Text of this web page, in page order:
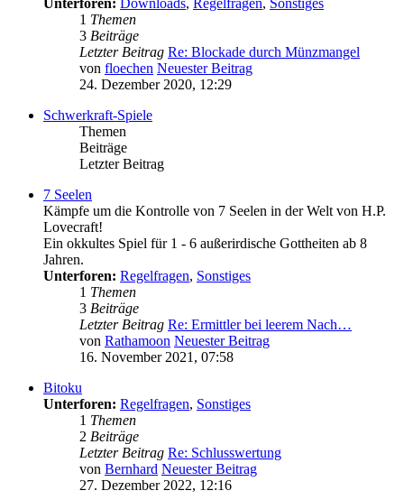
Unterforen: Downloads, Regelfragen, Sonstiges
1 Themen
3 Beiträge
Letzter Beitrag Re: Blockade durch Münzmangel
von floechen Neuester Beitrag
24. Dezember 2020, 12:29
Schwerkraft-Spiele
Themen
Beiträge
Letzter Beitrag
7 Seelen
Kämpfe um die Kontrolle von 7 Seelen in der Welt von H.P.
Lovecraft!
Ein okkultes Spiel für 1 - 6 außerirdische Gottheiten ab 8
Jahren.
Unterforen: Regelfragen, Sonstiges
1 Themen
3 Beiträge
Letzter Beitrag Re: Ermittler bei leerem Nach…
von Rathamoon Neuester Beitrag
16. November 2021, 07:58
Bitoku
Unterforen: Regelfragen, Sonstiges
1 Themen
2 Beiträge
Letzter Beitrag Re: Schlusswertung
von Bernhard Neuester Beitrag
27. Dezember 2022, 12:16